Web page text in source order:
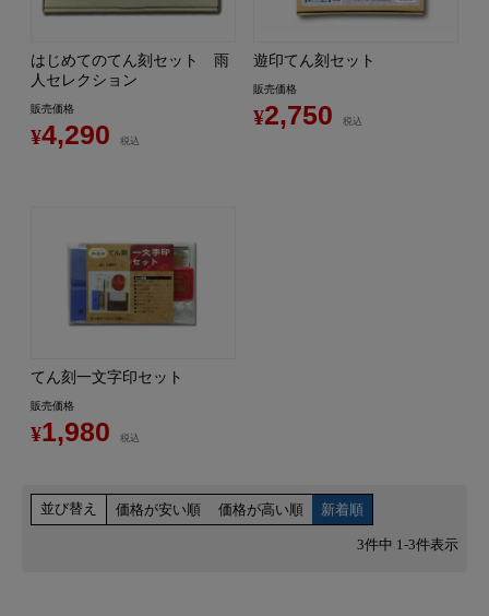
はじめてのてん刻セット 雨
人セレクション
販売価格
¥4,290 税込
遊印てん刻セット
販売価格
¥2,750 税込
てん刻一文字印セット
販売価格
¥1,980 税込
並び替え 価格が安い順 価格が高い順 新着順
3件中 1 -3件表示